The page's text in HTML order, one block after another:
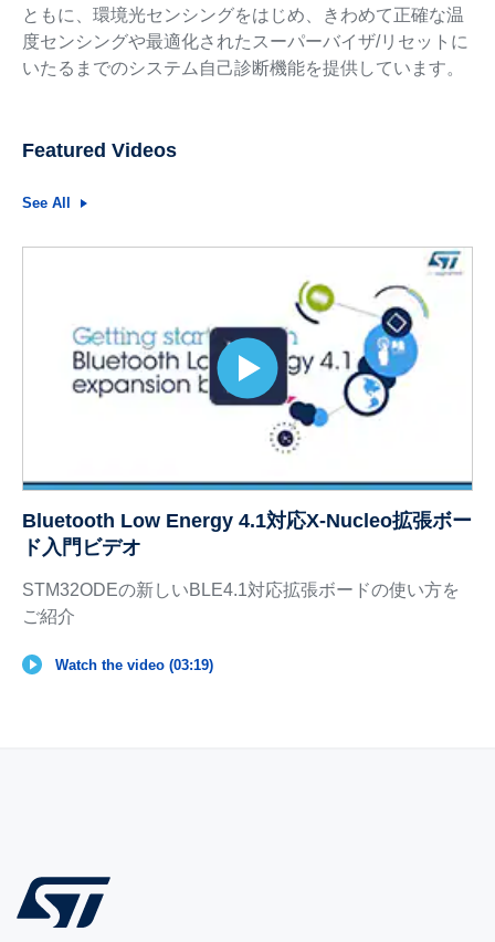
ともに、環境光センシングをはじめ、きわめて正確な温
度センシングや最適化されたスーパーバイザ/リセットに
いたるまでのシステム自己診断機能を提供しています。
Featured Videos
See All
Bluetooth Low Energy 4.1対応X-Nucleo拡張ボー
ド入門ビデオ
STM32ODEの新しいBLE4.1対応拡張ボードの使い方を
ご紹介
Watch the video (03:19)